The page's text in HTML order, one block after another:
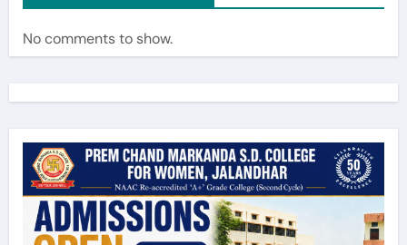
No comments to show.